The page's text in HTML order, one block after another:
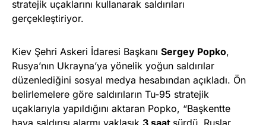
stratejik uçaklarını kullanarak saldırıları
gerçekleştiriyor.
Kiev Şehri Askeri İdaresi Başkanı Sergey Popko,
Rusya’nın Ukrayna’ya yönelik yoğun saldırılar
düzenlediğini sosyal medya hesabından açıkladı. Ön
belirlemelere göre saldırıların Tu-95 stratejik
uçaklarıyla yapıldığını aktaran Popko, “Başkentte